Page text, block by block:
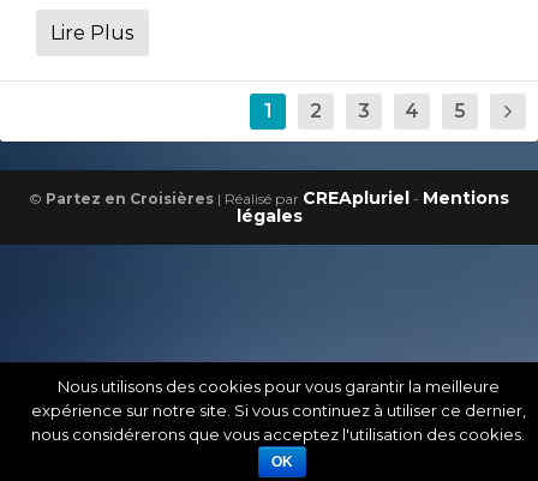
Lire Plus
1 2 3 4 5
© Partez en Croisières | Réalisé par CREApluriel - Mentions
légales
Nous utilisons des cookies pour vous garantir la meilleure
expérience sur notre site. Si vous continuez à utiliser ce dernier,
nous considérerons que vous acceptez l'utilisation des cookies.
OK